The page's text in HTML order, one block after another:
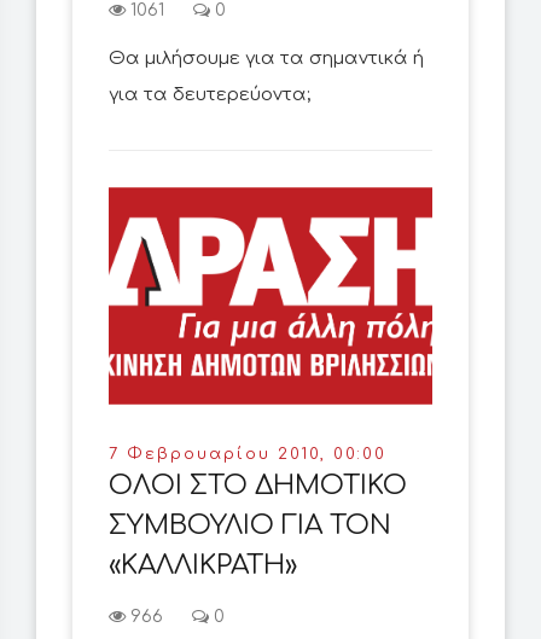
1061 0
Θα μιλήσουμε για τα σημαντικά ή
για τα δευτερεύοντα;
7 Φεβρουαρίου 2010, 00:00
ΟΛΟΙ ΣΤΟ ΔΗΜΟΤΙΚΟ
ΣΥΜΒΟΥΛΙΟ ΓΙΑ ΤΟΝ
«ΚΑΛΛΙΚΡΑΤΗ»
966 0